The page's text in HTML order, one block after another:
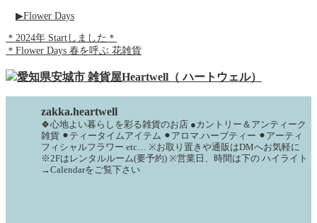
▶Flower Days
＊2024年 Startしました＊
＊Flower Days 春を呼ぶ 花雑貨
zakka.heartwell
🍀心地よい暮らしを彩る雑貨のお店 ●カントリー＆アンティーク
雑貨 ⚫︎ティータイムアイテム ⚫︎アロマ.ハーブティー ⚫︎アーティ
フィシャルフラワー etc… ※お取り置きや通販はDMへお気軽に
※2Fはレンタルルーム(要予約) ※営業日、時間は下の ハイライト
→Calendarをご覧下さい